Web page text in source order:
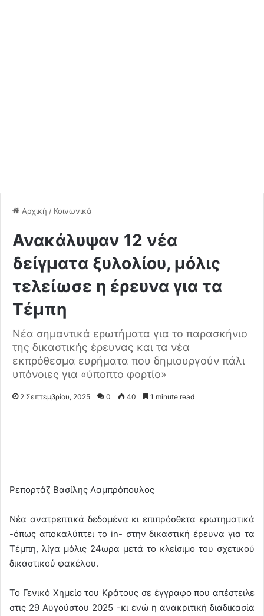
Αρχική / Κοινωνικά
Ανακάλυψαν 12 νέα
δείγματα ξυλολίου, μόλις
τελείωσε η έρευνα για τα
Τέμπη
Νέα σημαντικά ερωτήματα για το παρασκήνιο
της δικαστικής έρευνας και τα νέα
εκπρόθεσμα ευρήματα που δημιουργούν πάλι
υπόνοιες για «ύποπτο φορτίο»
2 Σεπτεμβρίου, 2025 0 40 1 minute read
Ρεπορτάζ Βασίλης Λαμπρόπουλος
Νέα ανατρεπτικά δεδομένα κι επιπρόσθετα ερωτηματικά
-όπως αποκαλύπτει το in- στην δικαστική έρευνα για τα
Τέμπη, λίγα μόλις 24ωρα μετά το κλείσιμο του σχετικού
δικαστικού φακέλου.
Το Γενικό Χημείο του Κράτους σε έγγραφο που απέστειλε
στις 29 Αυγούστου 2025 -κι ενώ η ανακριτική διαδικασία